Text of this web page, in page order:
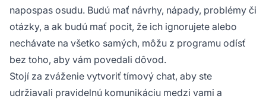
napospas osudu. Budú mať návrhy, nápady, problémy či
otázky, a ak budú mať pocit, že ich ignorujete alebo
nechávate na všetko samých, môžu z programu odísť
bez toho, aby vám povedali dôvod.
Stojí za zváženie vytvoriť tímový chat, aby ste
udržiavali pravidelnú komunikáciu medzi vami a